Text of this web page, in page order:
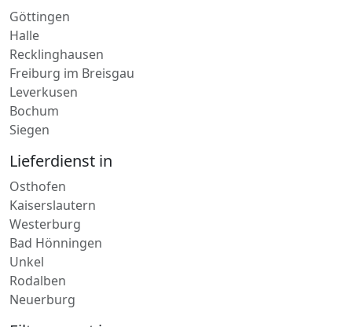
Halle
Recklinghausen
Freiburg im Breisgau
Leverkusen
Bochum
Siegen
Lieferdienst in
Osthofen
Kaiserslautern
Westerburg
Bad Hönningen
Unkel
Rodalben
Neuerburg
Eiltransport in